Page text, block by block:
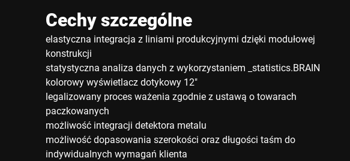
Cechy szczególne
elastyczna integracja z liniami produkcyjnymi dzięki modułowej
konstrukcji
statystyczna analiza danych z wykorzystaniem _statistics.BRAIN
kolorowy wyświetlacz dotykowy 12"
legalizowany proces ważenia zgodnie z ustawą o towarach
paczkowanych
możliwość integracji detektora metalu
możliwość dopasowania szerokości oraz długości taśm do
indywidualnych wymagań klienta